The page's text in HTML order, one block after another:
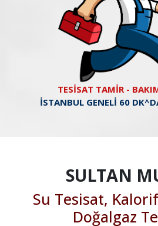
TESİSAT TAMİR -
İSTANBUL GENELİ 60
SULTAN
Su Tesisat,
Doğalgaz